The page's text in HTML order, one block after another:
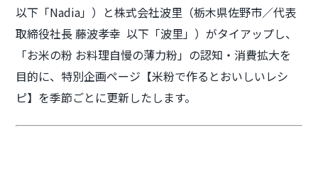
以下「Nadia」）と株式会社波里（栃木県佐野市／代表
取締役社長 藤波孝幸 以下「波里」）がタイアップし、
「お米の粉 お料理自慢の薄力粉」の認知・消費拡大を
目的に、特別企画ページ【米粉で作るとおいしいレシ
ピ】を季節ごとに更新したします。